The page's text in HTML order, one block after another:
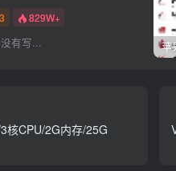
3 829W+
有写...
核CPU/2G内存/25G